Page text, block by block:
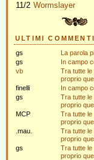
11/2 Wormslayer
ULTIMI COMMENTI
gs
La parola
gs
In campo
vb
Tra tutte le
proprio
finelli
In campo
gs
Tra tutte le
proprio
MCP
Tra tutte le
proprio
.mau.
Tra tutte le
proprio
gs
Tra tutte le
proprio